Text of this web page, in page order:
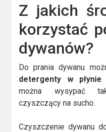
Z jakich
korzystać
dywanów?
Do prania dywanu
detergenty w płynie.
można wysypać
czyszczący na sucho.
Czyszczenie dywanu